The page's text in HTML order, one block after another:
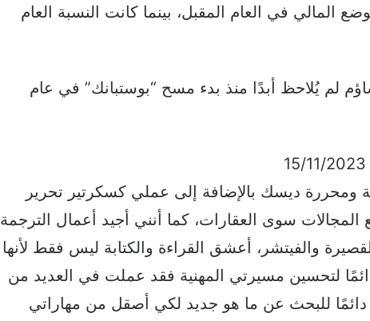
الوضع المالي في العام المقبل، بينما كانت النسبة العام
لم يُلاحظ أبدًا منذ بدء مسح “بوستبانك” في عام
كمحررة صحفية ومحررة ديسك بالإضافة إلى عملي كسكرتير تحرير
سوى العقارات، كما أنني أجيد أعمال الترجمة
والفيتشر، أعشق القراءة والكتابة ليس فقط لأنها
لتحسين مسيرتي المهنية فقد عملت في العديد من
دائمًا للبحث عن ما هو جديد لكي أصقل من مهاراتي